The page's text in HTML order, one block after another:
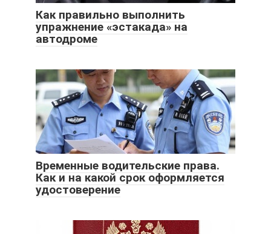
Как правильно выполнить
упражнение «эстакада» на
автодроме
Временные водительские права.
Как и на какой срок оформляется
удостоверение